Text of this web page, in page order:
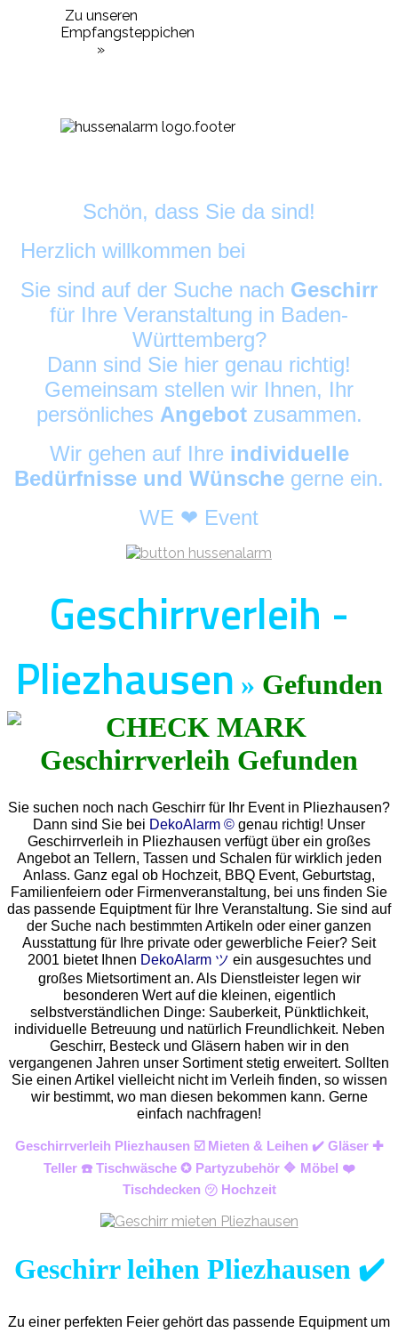
Zu unseren
Empfangsteppichen
»
Schön, dass Sie da sind!
Herzlich willkommen bei
Sie sind auf der Suche nach Geschirr
für Ihre Veranstaltung in Baden-
Württemberg?
Dann sind Sie hier genau richtig!
Gemeinsam stellen wir Ihnen, Ihr
persönliches Angebot zusammen.
Wir gehen auf Ihre individuelle
Bedürfnisse und Wünsche gerne ein.
WE ❤ Event
Geschirrverleih -
Pliezhausen » Gefunden
Sie suchen noch nach Geschirr für Ihr Event in Pliezhausen?
Dann sind Sie bei DekoAlarm © genau richtig! Unser
Geschirrverleih in Pliezhausen verfügt über ein großes
Angebot an Tellern, Tassen und Schalen für wirklich jeden
Anlass. Ganz egal ob Hochzeit, BBQ Event, Geburtstag,
Familienfeiern oder Firmenveranstaltung, bei uns finden Sie
das passende Equiptment für Ihre Veranstaltung. Sie sind auf
der Suche nach bestimmten Artikeln oder einer ganzen
Ausstattung für Ihre private oder gewerbliche Feier? Seit
2001 bietet Ihnen DekoAlarm ツ ein ausgesuchtes und
großes Mietsortiment an. Als Dienstleister legen wir
besonderen Wert auf die kleinen, eigentlich
selbstverständlichen Dinge: Sauberkeit, Pünktlichkeit,
individuelle Betreuung und natürlich Freundlichkeit. Neben
Geschirr, Besteck und Gläsern haben wir in den
vergangenen Jahren unser Sortiment stetig erweitert. Sollten
Sie einen Artikel vielleicht nicht im Verleih finden, so wissen
wir bestimmt, wo man diesen bekommen kann. Gerne
einfach nachfragen!
Geschirrverleih Pliezhausen ☑️ Mieten & Leihen ✔️ Gläser ✚
Teller ☎️ Tischwäsche ✪ Partyzubehör 🔷 Möbel ❤️
Tischdecken ㋡ Hochzeit
Geschirr leihen Pliezhausen ✔️
Zu einer perfekten Feier gehört das passende Equipment um